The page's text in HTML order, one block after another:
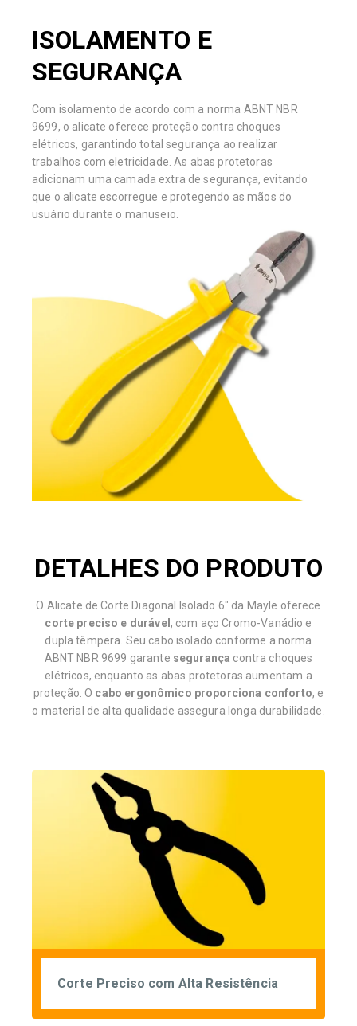
ISOLAMENTO E
SEGURANÇA
Com isolamento de acordo com a norma ABNT NBR
9699, o alicate oferece proteção contra choques
elétricos, garantindo total segurança ao realizar
trabalhos com eletricidade. As abas protetoras
adicionam uma camada extra de segurança, evitando
que o alicate escorregue e protegendo as mãos do
usuário durante o manuseio.
DETALHES DO PRODUTO
O Alicate de Corte Diagonal Isolado 6" da Mayle oferece
corte preciso e durável , com aço Cromo-Vanádio e
dupla têmpera. Seu cabo isolado conforme a norma
ABNT NBR 9699 garante segurança contra choques
elétricos, enquanto as abas protetoras aumentam a
proteção. O cabo ergonômico proporciona conforto, e
o material de alta qualidade assegura longa durabilidade.
Corte Preciso com Alta Resistência